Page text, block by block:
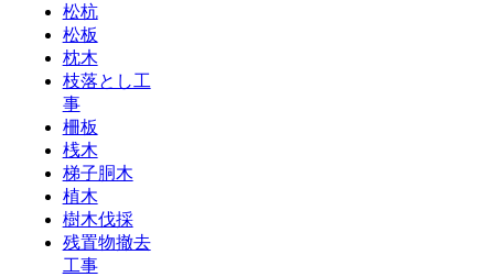
松杭
松板
枕木
枝落とし工
事
柵板
桟木
梯子胴木
植木
樹木伐採
残置物撤去
工事